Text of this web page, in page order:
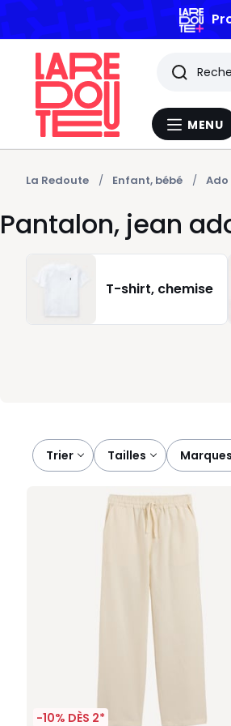
Menu
MENU
Les
La Redoute Enfant, bébé
Pantalon, jean
T-shirt, chemise
Trier
tailles marques
-10% DÈS 2*